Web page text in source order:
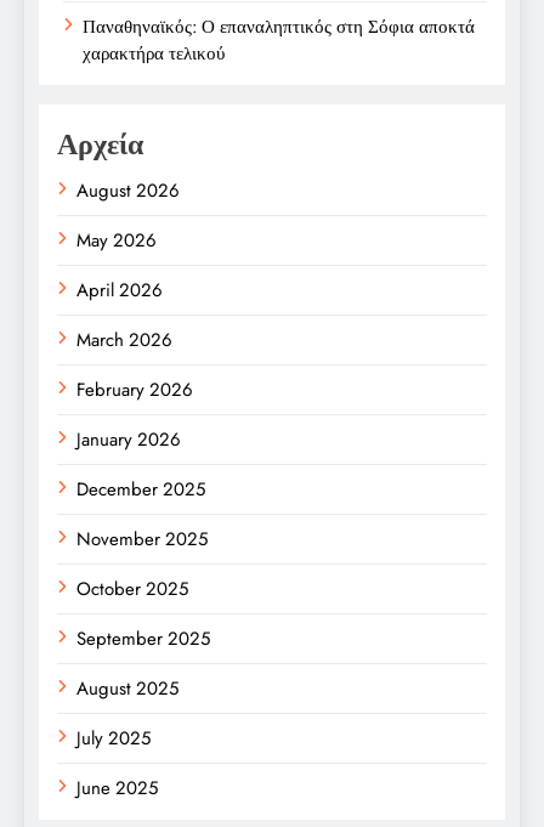
Παναθηναϊκός: Ο επαναληπτικός στη Σόφια αποκτά
χαρακτήρα τελικού
Αρχεία
August 2026
May 2026
April 2026
March 2026
February 2026
January 2026
December 2025
November 2025
October 2025
September 2025
August 2025
July 2025
June 2025